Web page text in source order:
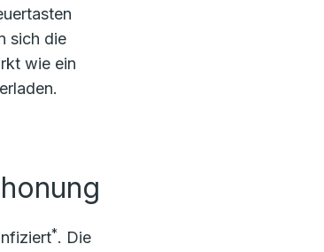
sich die
wie ein
*. Die